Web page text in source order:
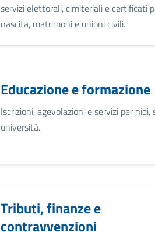
servizi elettorali, cimiteriali e certificati
nascita, matrimoni e unioni civili.
Educazione e formazione
Iscrizioni, agevolazioni e servizi per nidi,
università.
Tributi, finanze e
contravvenzioni